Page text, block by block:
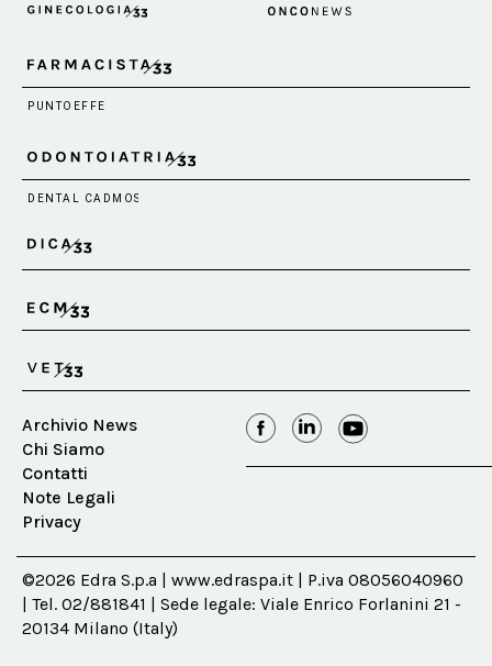
Archivio News
Chi Siamo
Contatti
Note Legali
Privacy
©2026 Edra S.p.a | www.edraspa.it | P.iva 08056040960
| Tel. 02/881841 | Sede legale: Viale Enrico Forlanini 21 -
20134 Milano (Italy)